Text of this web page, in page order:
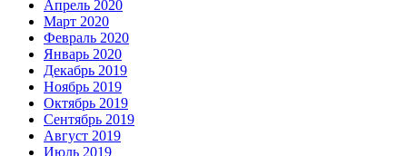
Апрель 2020
Март 2020
Февраль 2020
Январь 2020
Декабрь 2019
Ноябрь 2019
Октябрь 2019
Сентябрь 2019
Август 2019
Июль 2019